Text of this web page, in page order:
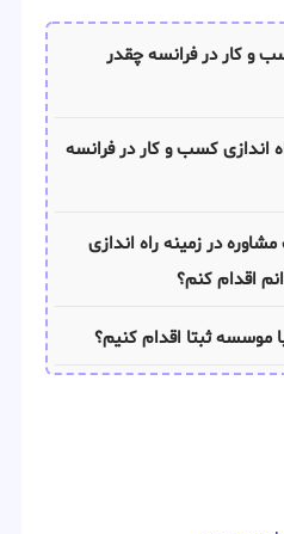
و کار در فرانسه چقدر
اندازی کسب و کار در فرانسه
در زمینه راه اندازی
اقدام کنم؟
موسسه ثبتا اقدام کنیم؟